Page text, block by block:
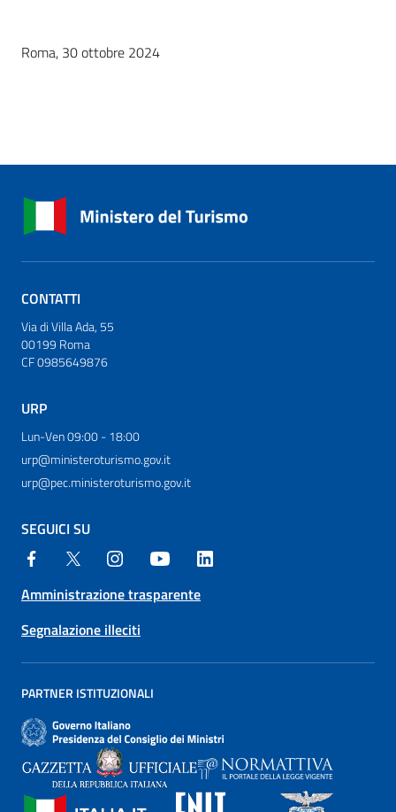
Roma, 30 ottobre 2024
CONTATTI
Via di Villa Ada, 55
00199 Roma
CF 0985649876
URP
Lun-Ven 09:00 - 18:00
urp@ministeroturismo.gov.it
urp@pec.ministeroturismo.gov.it
SEGUICI SU
Amministrazione trasparente
Segnalazione illeciti
PARTNER ISTITUZIONALI